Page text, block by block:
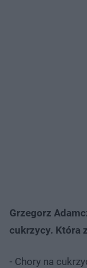
Grzegorz
cukrzycy. Która
- Chory na